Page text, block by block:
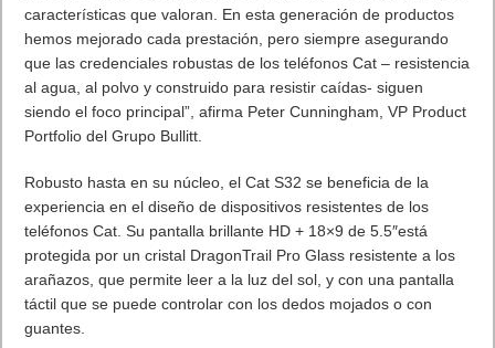
características que valoran. En esta generación de productos
hemos mejorado cada prestación, pero siempre asegurando
que las credenciales robustas de los teléfonos Cat – resistencia
al agua, al polvo y construido para resistir caídas- siguen
siendo el foco principal”, afirma Peter Cunningham, VP Product
Portfolio del Grupo Bullitt.
Robusto hasta en su núcleo, el Cat S32 se beneficia de la
experiencia en el diseño de dispositivos resistentes de los
teléfonos Cat. Su pantalla brillante HD + 18×9 de 5.5″está
protegida por un cristal DragonTrail Pro Glass resistente a los
arañazos, que permite leer a la luz del sol, y con una pantalla
táctil que se puede controlar con los dedos mojados o con
guantes.